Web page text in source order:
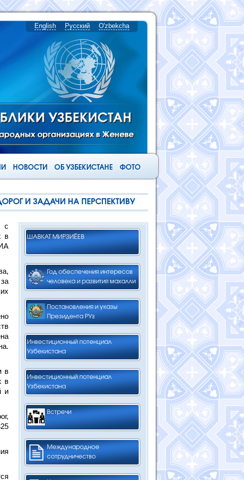
English Русский O'zbekcha
НОВОСТИ ОБ УЗБЕКИСТАНЕ ФОТО
И ЗАДАЧИ НА ПЕРСПЕКТИВУ
ШАВКАТ МИРЗИЁЕВ
Год обеспечения интересов
человека и развития махалли
Постановления и указы
Президента РУз
Инвестиционный потенциал
Узбекистана
Инвестиционный потенциал
Узбекистана
Встречи
Международное
сотрудничество
с
в
в
в
и